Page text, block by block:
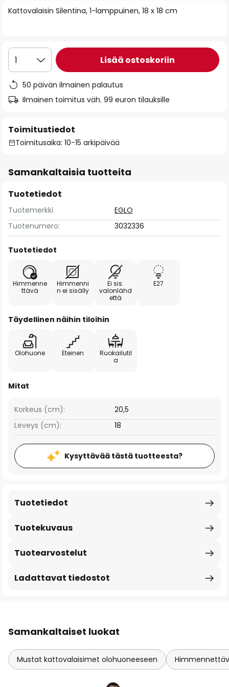
of
gallery
Kattovalaisin Silentina, 1-lamppuinen, 18 x 18 cm
1 Lisää ostoskoriin
50 päivän ilmainen palautus
Ilmainen toimitus väh. 99 euron tilauksille
Toimitustiedot
Toimitusaika: 10-15 arkipäivää
Samankaltaisia tuotteita
Tuotetiedot
Tuotemerkki
EGLO
Tuotenumero:
3032336
Tuotetiedot
Himmenne
ttävä
Himmenni
n ei sisälly
Ei sis.
valonlähd
että
E27
Täydellinen näihin tiloihin
Olohuone Eteinen
Ruokailutil
a
Mitat
Leveys (cm): 18
Korkeus (cm): 20,5
Kysyttävää tästä tuotteesta?
Tuotekuvaus
Tuotetiedot
Tuotearvostelut
Ladattavat tiedostot
Samankaltaiset luokat
Mustat kattovalaisimet olohuoneeseen